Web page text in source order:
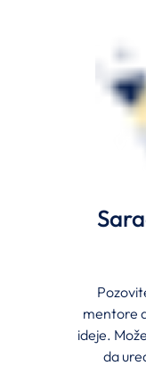
mentore
ideje.
da